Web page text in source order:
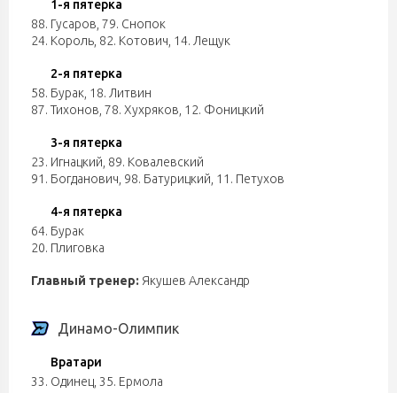
1-я пятерка
88. Гусаров 79. Снопок
24. Король 82. Котович 14. Лещук
2-я пятерка
58. Бурак 18. Литвин
87. Тихонов 78. Хухряков 12. Фоницкий
3-я пятерка
23. Игнацкий 89. Ковалевский
91. Богданович 98. Батурицкий 11. Петухов
4-я пятерка
64. Бурак
20. Плиговка
Главный тренер: Якушев Александр
Динамо-Олимпик
Вратари
33. Одинец 35. Ермола